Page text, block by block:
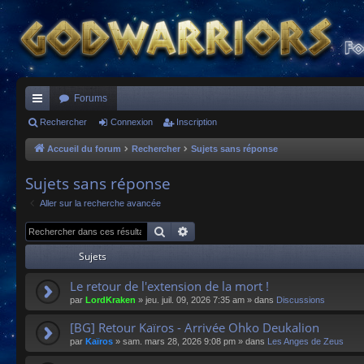
ac
co
s
Forums
Rechercher Connexion Inscription
Accueil du forum Rechercher Sujets sans réponse
Sujets sans réponse
Aller sur la recherche avancée
Rechercher
Sujets
Le retour de l'extension de la mort !
par LordKraken » jeu. juil. 09, 2026 7:35 am » dans Discussions
[BG] Retour Kaïros - Arrivée Ohko Deukalion
par Kaïros » sam. mars 28, 2026 9:08 pm » dans Les Anges de Zeus